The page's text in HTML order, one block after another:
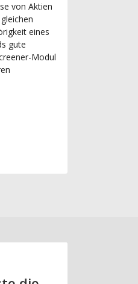
von Aktien
eines
gute
Modul